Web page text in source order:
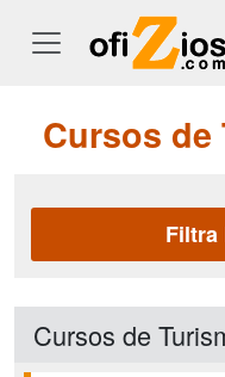
Cursos de
Filtra
Cursos de